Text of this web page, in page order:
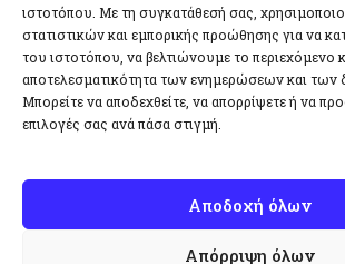
ιστοτόπου. Με τη συγκατάθεσή σας,
στατιστικών και εμπορικής προώθησης για να
του ιστοτόπου, να βελτιώνουμε το περιεχόμενο
αποτελεσματικότητα των ενημερώσεων και των
Μπορείτε να αποδεχθείτε, να απορρίψετε ή να
επιλογές σας ανά πάσα στιγμή.
Αποδοχή όλων
Απόρριψη όλων
Twitter
Instagram